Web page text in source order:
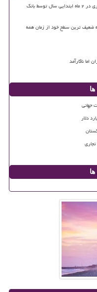
پرداخت بالاتر از ۲۲۰۰ فقره تسهیلات ازدواج و فرزندآوری در ۲ ماه ابتدایی سال توسط بانک
ضعیف ترین سطح خود از زمان همه
ناکارآمد
جهانی